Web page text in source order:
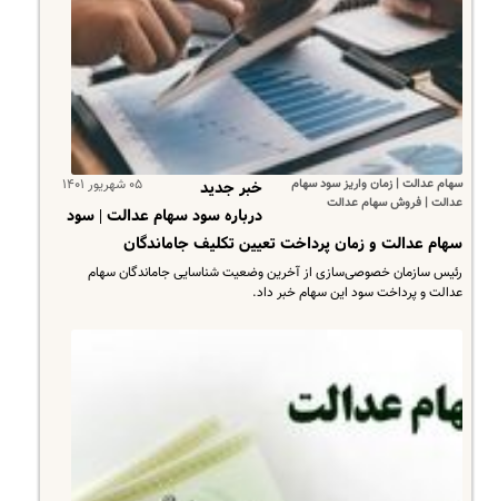
سهام عدالت | زمان واریز سود سهام
عدالت | فروش سهام عدالت
۰۵ شهریور ۱۴۰۱
خبر جدید
درباره سود سهام عدالت | سود
سهام عدالت و زمان پرداخت تعیین تکلیف جاماندگان
رئیس سازمان خصوصی‌سازی از آخرین وضعیت شناسایی جاماندگان سهام
عدالت و پرداخت سود این سهام خبر داد.